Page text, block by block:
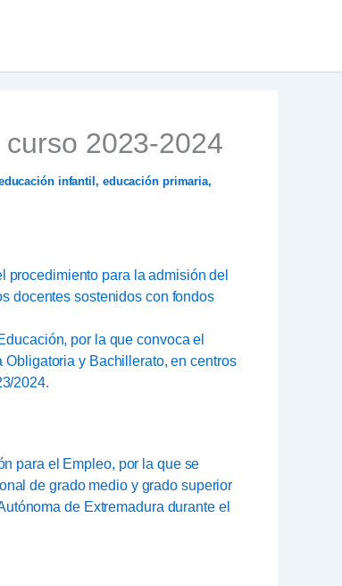
2023-2024
infantil , educación primaria,
procedimiento para la admisión del
docentes sostenidos con fondos
por la que convoca el
y Bachillerato, en centros
2024.
para el Empleo, por la que se
de grado medio y grado superior
de Extremadura durante el